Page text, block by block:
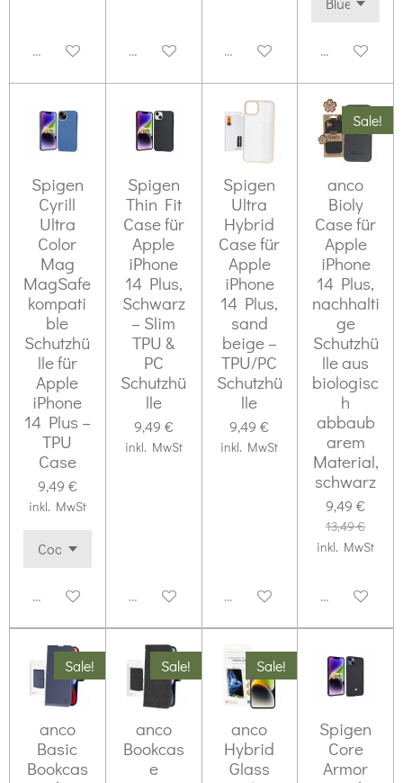
Deaktiviert Deaktiviert Deaktiviert Deaktiviert
Spigen
Cyrill
Ultra
Color
Mag
MagSafe
kompati
ble
Schutzhü
lle für
Apple
iPhone
14 Plus –
TPU
Case
9,49 €
inkl. MwSt
Deaktiviert
Spigen
Thin Fit
Case für
Apple
iPhone
14 Plus,
Schwarz
– Slim
TPU &
PC
Schutzhü
lle
9,49 €
inkl. MwSt
Deaktiviert
Spigen
Ultra
Hybrid
Case für
Apple
iPhone
14 Plus,
sand
beige –
TPU/PC
Schutzhü
lle
9,49 €
inkl. MwSt
Deaktiviert
Sale!
anco
Bioly
Case für
Apple
iPhone
14 Plus,
nachhalti
ge
Schutzhü
lle aus
biologisc
h
abbaub
arem
Material,
schwarz
9,49 €
13,49 €
inkl. MwSt
Deaktiviert
Sale!
anco
Basic
Bookcas
Sale!
anco
Bookcas
e
Sale!
anco
Hybrid
Glass
Spigen
Core
Armor